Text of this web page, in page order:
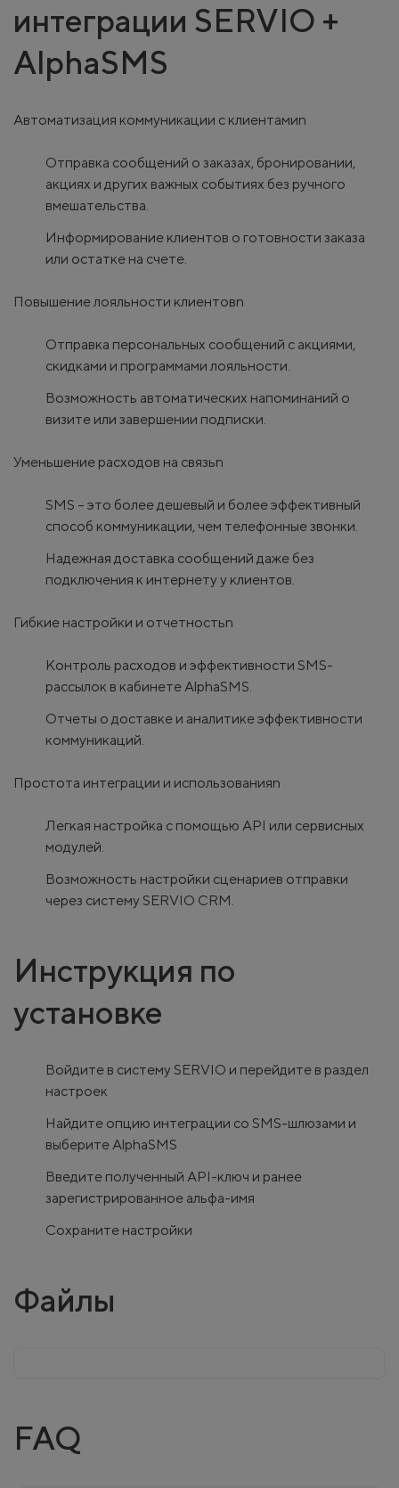
интеграции SERVIO +
AlphaSMS
Автоматизация коммуникации с клиентамиn
Отправка сообщений о заказах, бронировании,
акциях и других важных событиях без ручного
вмешательства.
Информирование клиентов о готовности заказа
или остатке на счете.
Повышение лояльности клиентовn
Отправка персональных сообщений с акциями,
скидками и программами лояльности.
Возможность автоматических напоминаний о
визите или завершении подписки.
Уменьшение расходов на связьn
SMS – это более дешевый и более эффективный
способ коммуникации, чем телефонные звонки.
Надежная доставка сообщений даже без
подключения к интернету у клиентов.
Гибкие настройки и отчетностьn
Контроль расходов и эффективности SMS-
рассылок в кабинете AlphaSMS.
Отчеты о доставке и аналитике эффективности
коммуникаций.
Простота интеграции и использованияn
Легкая настройка с помощью API или сервисных
модулей.
Возможность настройки сценариев отправки
через систему SERVIO CRM.
Инструкция по
установке
Войдите в систему SERVIO и перейдите в раздел
настроек
Найдите опцию интеграции со SMS-шлюзами и
выберите AlphaSMS
Введите полученный API-ключ и ранее
зарегистрированное альфа-имя
Сохраните настройки
Файлы
FAQ